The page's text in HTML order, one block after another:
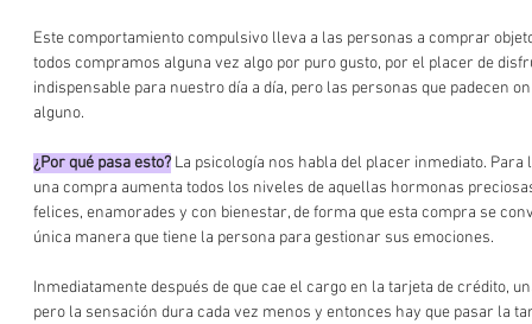
Este comportamiento compulsivo lleva a las personas a comprar
todos compramos alguna vez algo por puro gusto, por el placer de
indispensable para nuestro día a día, pero las personas que padecen
alguno.
¿Por qué pasa esto? La psicología nos habla del placer inmediato.
una compra aumenta todos los niveles de aquellas hormonas
felices, enamorades y con bienestar, de forma que esta compra se
única manera que tiene la persona para gestionar sus emociones.
Inmediatamente después de que cae el cargo en la tarjeta de crédito,
pero la sensación dura cada vez menos y entonces hay que pasar la